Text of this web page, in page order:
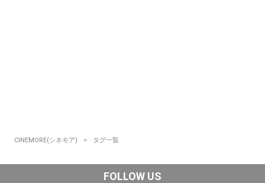
CINEMORE(シネモア) タグ一覧
FOLLOW US